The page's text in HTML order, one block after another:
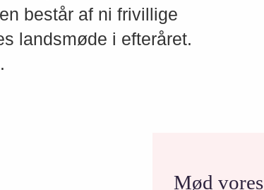
består af ni frivillige
landsmøde i efteråret.
Mød vores